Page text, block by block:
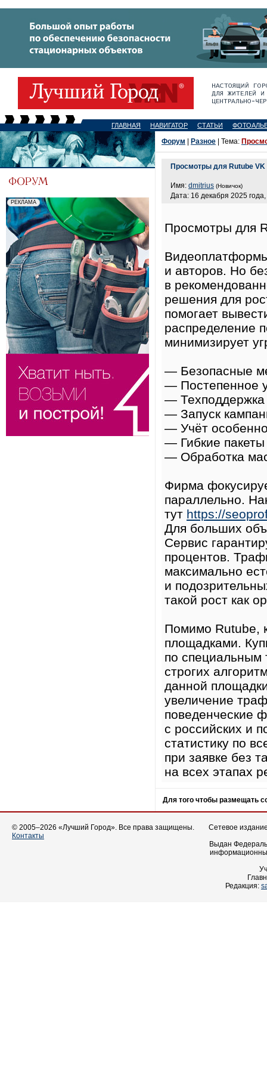
ГЛАВНАЯ НАВИГАТОР СТАТЬИ
Форум Разное | Тема:
Просмотры для Rutube VK
Имя: dmitrius (Новичок)
Дата: 16 декабря 2025
Просмотры для
и авторов. Но
в
решения для
помогает
распределение
минимизирует
— Безопасные
— Постепенное
— Техподдержка
— Запуск
— Учёт
— Гибкие
— Обработка
Фирма
параллельно.
тут https://
Для больших
Сервис
процентов.
максимально
и
такой рост как
Помимо Rutube,
площадками.
по специальным
строгих
данной
увеличение
поведенческие
с российских и
статистику по
при заявке без
на всех этапах
Для того чтобы размещать
© 2005–2026 «Лучший Город». Все права защищены.
Контакты
Сетевое
Выдан
Редакция: